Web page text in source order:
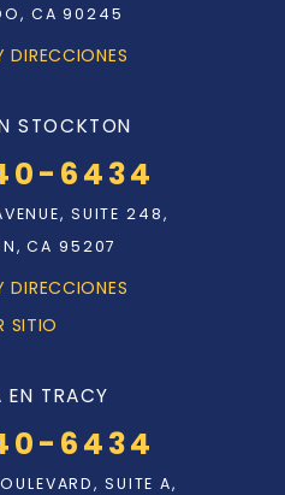
CA 90245
STOCKTON
6434
SUITE 248,
CA 95207
SITIO
EN TRACY
6434
SUITE A,